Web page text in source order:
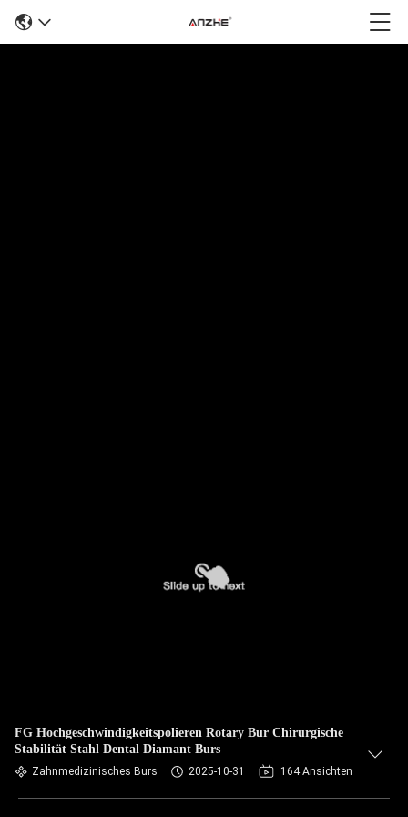
FG Hochgeschwindigkeitspolieren Rotary Bur Chirurgische
Stabilität Stahl Dental Diamant Burs
Zahnmedizinisches Burs 2025-10-31 164 Ansichten